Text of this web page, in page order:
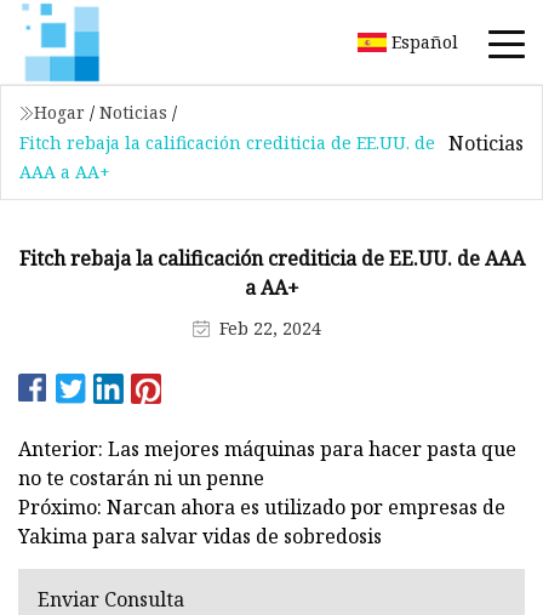
Español
Hogar / Noticias /
Fitch rebaja la calificación crediticia de EE.UU. de
AAA a AA+
Noticias
Fitch rebaja la calificación crediticia de EE.UU. de AAA
a AA+
Feb 22, 2024
Anterior: Las mejores máquinas para hacer pasta que
no te costarán ni un penne
Próximo: Narcan ahora es utilizado por empresas de
Yakima para salvar vidas de sobredosis
Enviar Consulta